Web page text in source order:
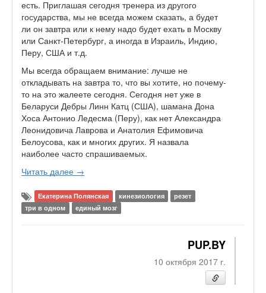
есть. Приглашая сегодня тренера из другого
государства, мы не всегда можем сказать, а будет
ли он завтра или к нему надо будет ехать в Москву
или Санкт-Петербург, а иногда в Израиль, Индию,
Перу, США и т.д.
Мы всегда обращаем внимание: лучше не
откладывать на завтра то, что вы хотите, но почему-
то на это жалеете сегодня. Сегодня нет уже в
Беларуси Дебры Линн Катц (США), шамана Дона
Хоса Антонио Ледесма (Перу), как нет Александра
Леонидовича Лаврова и Анатолия Ефимовича
Белоусова, как и многих других. Я назвала
наиболее часто спрашиваемых.
Читать далее →
Екатерина Полянская кинезиология
резет
три в одном
единый мозг
PUP.BY
10 октября 2017 г.